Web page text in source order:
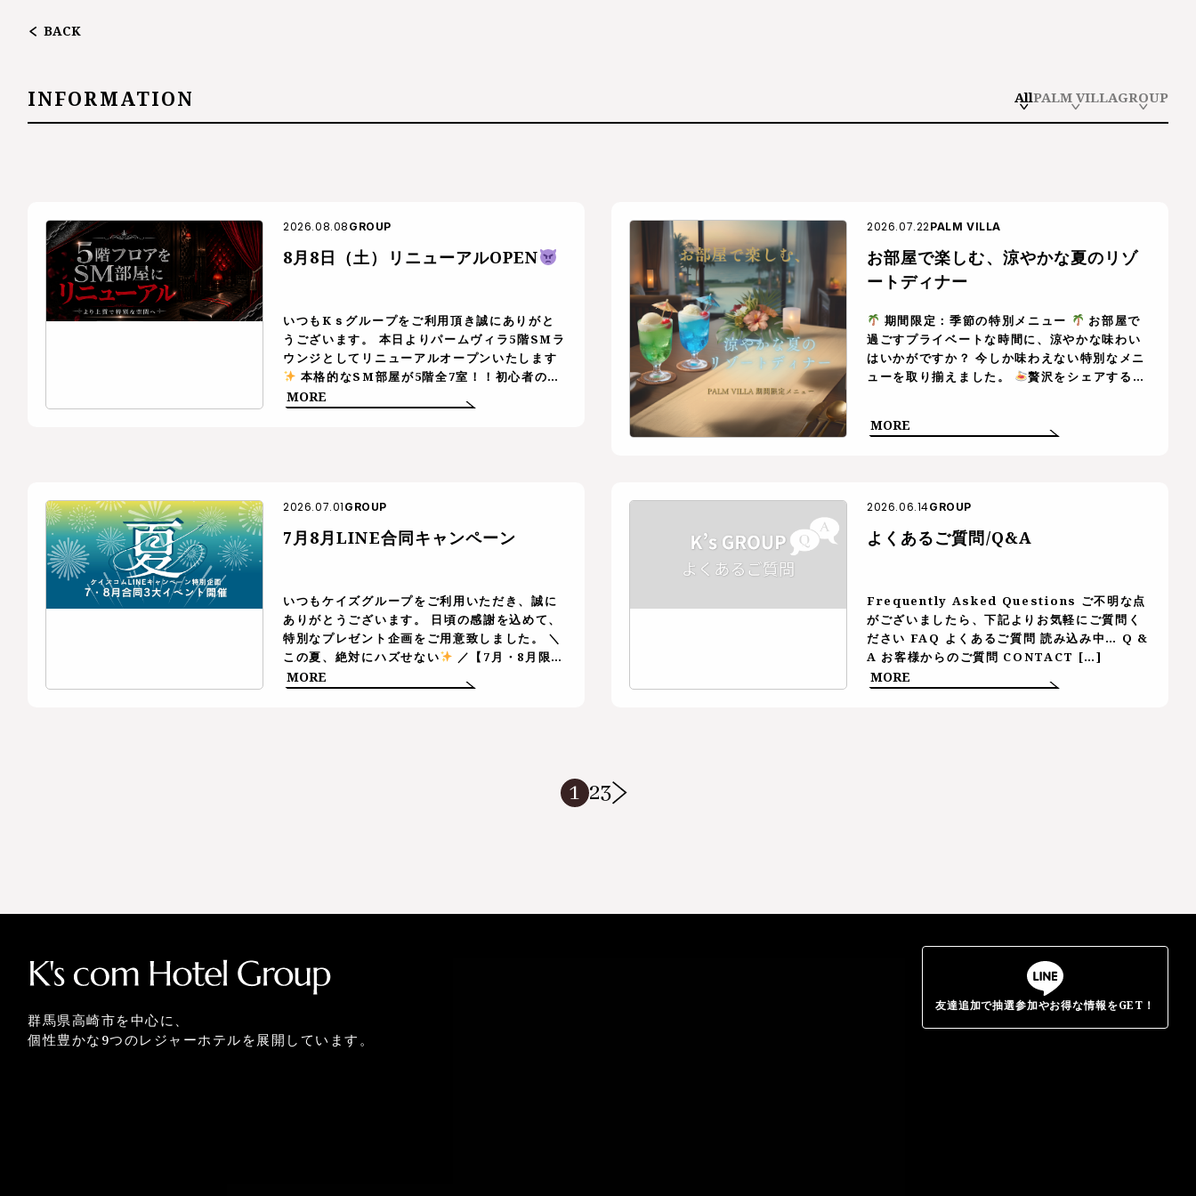
BACK
INFORMATION AllPALM VILLAGROUP
2026.08.08 GROUP
8月8日（土）リニューアルOPEN
いつもKｓグループをご利用頂き誠にありがと
うございます。 本日よりパームヴィラ5階SMラ
ウンジとしてリニューアルオープンいたします
本格的なSM部屋が5階全7室！！初心者の方
から玄人の方まで幅広くご利用頂けます
[…]
MORE
2026.07.22PALM VILLA
お部屋で楽しむ、涼やかな夏のリゾ
ートディナー
期間限定：季節の特別メニュー
お部屋で
過ごすプライベートな時間に、涼やかな味わい
はいかがですか？ 今しか味わえない特別なメニ
ューを取り揃えました。
贅沢をシェアするひ
MORE
2026.07.01 GROUP
7月8月LINE合同キャンペーン
いつもケイズグループをご利用いただき、誠に
ありがとうございます。 日頃の感謝を込めて、
特別なプレゼント企画をご用意致しました。 ＼
この夏、絶対にハズせない
／【7月・8月限
定】夏の三大イベント開催
[…]
MORE
2026.06.14GROUP
よくあるご質問/Q&A
Frequently Asked Questions ご不明な点
がございましたら、下記よりお気軽にご質問く
ださい FAQ よくあるご質問 読み込み中… Q &
A お客様からのご質問 CONTACT […]
MORE
1 23
群馬県高崎市を中心に、
個性豊かな9つのレジャーホテルを展開しています。
友達追加で抽選参加やお得な情報をGET！